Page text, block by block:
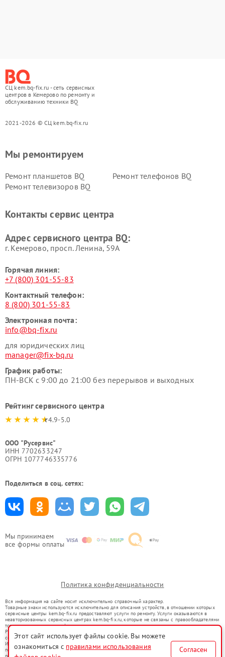
СЦ kem.bq-fix.ru - сеть сервисных
центров в Кемерово по ремонту и
обслуживанию техники BQ
2021-2026 © СЦ kem.bq-fix.ru
Мы принимаем
все формы оплаты
Мы ремонтируем
Ремонт планшетов BQ
Ремонт телефонов BQ
Ремонт телевизоров BQ
Контакты сервис центра
Адрес сервисного центра BQ:
г. Кемерово, просп. Ленина, 59А
Горячая линия:
+7 (800) 301-55-83
Контактный телефон:
8 (800) 301-55-83
Электронная почта:
info@bq-fix.ru
для юридических лиц
manager@fix-bq.ru
График работы:
ПН-ВСК с 9:00 до 21:00 без перерывов и выходных
Рейтинг сервисного центра
4.9-5.0
ООО "Русервис"
ИНН 7702633247
ОГРН 1077746335776
Поделиться в соц. сетях:
Политика конфиденциальности
Вся информация на сайте носит исключительно справочный характер.
Товарные знаки используются исключительно для описания устройств, в отношении которых
сервисные центры kem.bq-fix.ru предоставляют услуги по ремонту. Услуги оказываются в
неавторизованных сервисных центрах kem.bq-fix.ru, которые не связаны с правообладателями
товарных знаков или их официальными представителями.
Ремонт осуществляется для устройств, уже введенных в гражданский оборот в соответствии
со статьей 1487 ГК РФ.
Использование товарных знаков не преследует цели индивидуализации услуг или введения
потребителей в заблуждение, а служит для информирования о предоставляемых услугах по
Этот сайт использует файлы cookie. Вы можете
ознакомиться с правилами использования
Согласен